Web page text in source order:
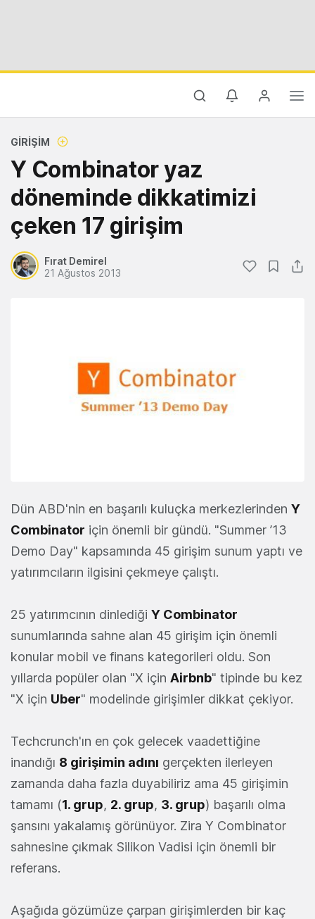
GIRIŞIM
Y Combinator yaz
döneminde dikkatimizi
çeken 17 girişim
Fırat Demirel
21 Ağustos 2013
Dün ABD'nin en başarılı kuluçka merkezlerinden Y
Combinator için önemli bir gündü. "Summer ’13
Demo Day" kapsamında 45 girişim sunum yaptı ve
yatırımcıların ilgisini çekmeye çalıştı.
25 yatırımcının dinlediği Y Combinator
sunumlarında sahne alan 45 girişim için önemli
konular mobil ve finans kategorileri oldu. Son
yıllarda popüler olan "X için Airbnb" tipinde bu kez
"X için Uber" modelinde girişimler dikkat çekiyor.
Techcrunch'ın en çok gelecek vaadettiğine
inandığı 8 girişimin adını gerçekten ilerleyen
zamanda daha fazla duyabiliriz ama 45 girişimin
tamamı (1. grup, 2. grup, 3. grup) başarılı olma
şansını yakalamış görünüyor. Zira Y Combinator
sahnesine çıkmak Silikon Vadisi için önemli bir
referans.
Aşağıda gözümüze çarpan girişimlerden bir kaç